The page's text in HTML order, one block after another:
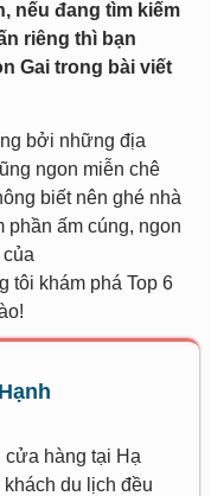
nếu đang tìm kiếm
riêng thì bạn
Gai trong bài viết
bởi những địa
ngon miễn chê
biết nên ghé nhà
phần ấm cúng, ngon
tôi khám phá Top 6
cửa hàng tại Hạ
du lịch đều